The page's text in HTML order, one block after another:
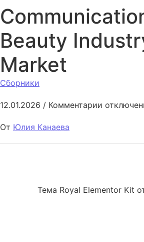
Beauty
Market
Сборники
12.01.2026 / Комментарии к записи
От Юлия Канаева
Тема Royal Elementor Kit